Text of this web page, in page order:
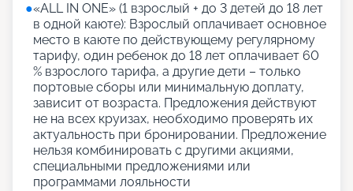
●«АLL IN ONE» (1 взрослый + до 3 детей до 18 лет
в одной каюте): Взрослый оплачивает основное
место в каюте по действующему регулярному
тарифу, один ребенок до 18 лет оплачивает 60
% взрослого тарифа, а другие дети – только
портовые сборы или минимальную доплату,
зависит от возраста. Предложения действуют
не на всех круизах, необходимо проверять их
актуальность при бронировании. Предложение
нельзя комбинировать с другими акциями,
специальными предложениями или
программами лояльности